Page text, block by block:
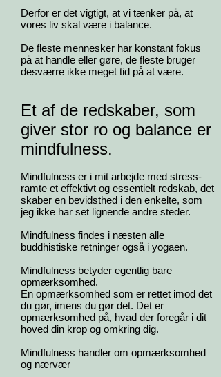
Derfor er det vigtigt, at vi tænker på, at
vores liv skal være i balance.
De fleste mennesker har konstant fokus
på at handle eller gøre, de fleste bruger
desværre ikke meget tid på at være.
Et af de redskaber, som
giver stor ro og balance er
mindfulness.
Mindfulness er i mit arbejde med stress-
ramte et effektivt og essentielt redskab, det
skaber en bevidsthed i den enkelte, som
jeg ikke har set lignende andre steder.
Mindfulness findes i næsten alle
buddhistiske retninger også i yogaen.
Mindfulness betyder egentlig bare
opmærksomhed.
En opmærksomhed som er rettet imod det
du gør, imens du gør det. Det er
opmærksomhed på, hvad der foregår i dit
hoved din krop og omkring dig.
Mindfulness handler om opmærksomhed
og nærvær